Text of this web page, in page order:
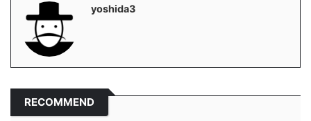
yoshida3
RECOMMEND